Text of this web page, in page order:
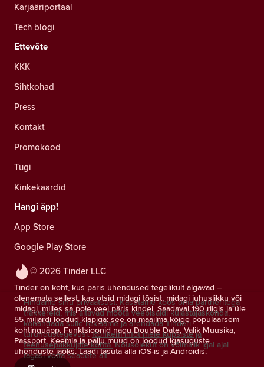
© 2026 Tinder LLC
Tinder on koht, kus päris ühendused tegelikult algavad –
olenemata sellest, kas otsid midagi tõsist, midagi juhuslikku või
midagi, milles sa pole veel päris kindel. Saadaval 190 riigis ja üle
55 miljardi loodud klapiga: see on maailma kõige populaarsem
kohtinguäpp. Funktsioonid nagu Double Date, Valik Muusika,
Passport, Keemia ja palju muud on loodud igasuguste
ühenduste jaoks. Laadi tasuta alla iOS-is ja Androidis.
Karjääriportaal
Tech blogi
Ettevõte
KKK
Sihtkohad
Press
Kontakt
Promokood
Tugi
Kinkekaardid
Hangi äpp!
App Store
Google Play Store
Hindame sinu privaatsust. Kasutame koos oma partneritega
träkkereid, mis aitavad mõõta veebisaidi külastajaskonda,
kohandada sulle reklaame ja arendada Tinderi
turundustegevusi. Rohkem infot meie küpsiste ja
teenusepakkujate kohta. Nõusolekut on võimalik igal ajal
tagasi võtta seadete alt.